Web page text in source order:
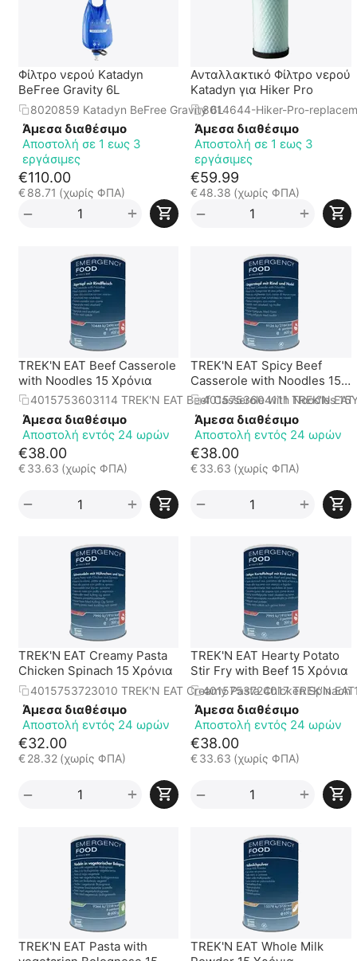
Φίλτρο νερού Katadyn
BeFree Gravity 6L
8020859 Katadyn BeFree Gravity 6L
Άμεσα διαθέσιμο
Αποστολή σε 1 εως 3
εργάσιμες
€110.00
€ 88.71 (χωρίς ΦΠΑ)
+
−
Ανταλλακτικό Φίλτρο νερού
Katadyn για Hiker Pro
8014644-Hiker-Pro-
Άμεσα διαθέσιμο
Αποστολή σε 1 εως 3
εργάσιμες
€59.99
€48.38 (χωρίς ΦΠΑ)
+
−
TREK'N EAT Beef Casserole
with Noodles 15 Χρόνια
4015753603114 TREK'N EAT Beef Casserole with Noodles
Άμεσα διαθέσιμο
Αποστολή εντός 24 ωρών
€38.00
€ 33.63 (χωρίς ΦΠΑ)
+
−
TREK'N EAT Spicy Beef
Casserole with Noodles 15
Χρόνια
4015753604111 TREK'N
Άμεσα διαθέσιμο
Αποστολή εντός 24 ωρών
€38.00
€33.63 (χωρίς ΦΠΑ)
+
−
TREK'N EAT Creamy Pasta
Chicken Spinach 15 Χρόνια
4015753723010 TREK'N EAT Creamy Pasta Chicken Spinach
Άμεσα διαθέσιμο
Αποστολή εντός 24 ωρών
€32.00
€ 28.32 (χωρίς ΦΠΑ)
+
−
TREK'N EAT Hearty Potato
Stir Fry with Beef 15 Χρόνια
4015753724017 TREK'N
Άμεσα διαθέσιμο
Αποστολή εντός 24 ωρών
€38.00
€33.63 (χωρίς ΦΠΑ)
+
−
TREK'N EAT Pasta with
TREK'N EAT Whole Milk